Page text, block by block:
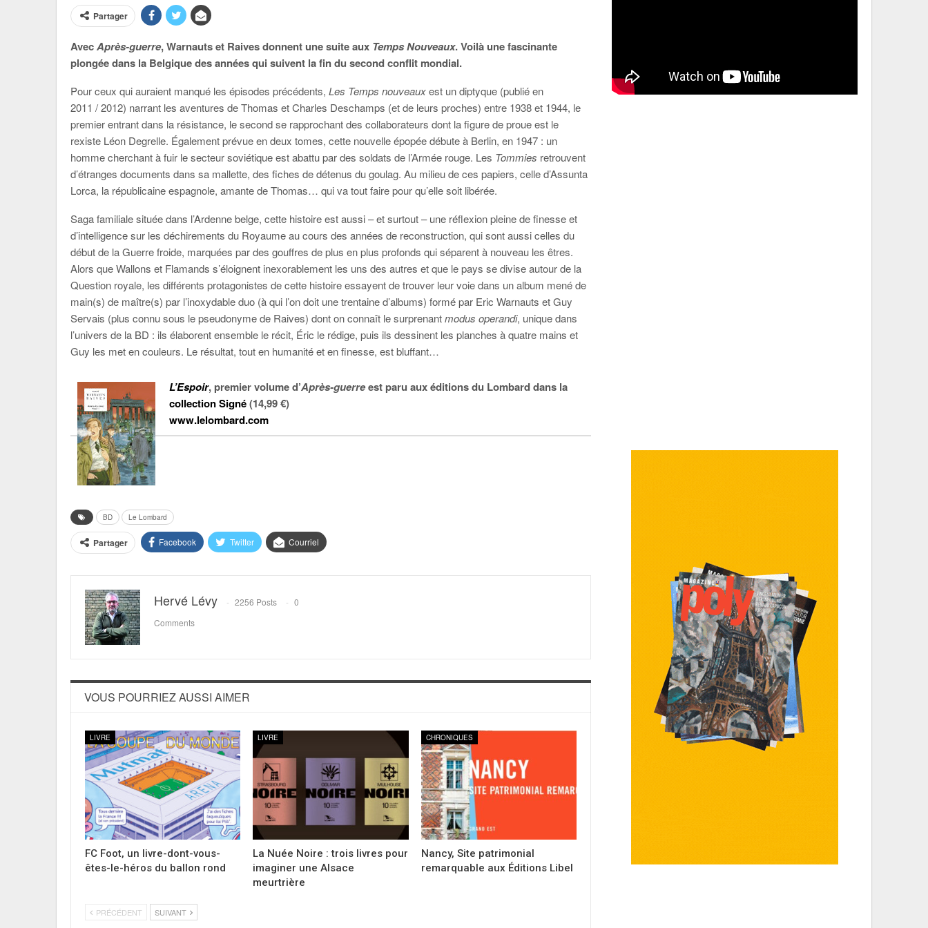
Partager
AvecAprès-guerre, Warnauts et Raives donnent une suite aux Temps Nouveaux. Voilà une fascinante
plongée dans la Belgique des années qui suivent la fin du second conflit mondial.
Pour ceux qui auraient manqué les épisodes précédents, Les Temps nouveauxest un diptyque (publié en
2011 / 2012) narrant les aventures de Thomas et Charles Deschamps (et de leurs proches) entre 1938 et 1944, le
premier entrant dans la résistance, le second se rapprochant des collaborateurs dont la figure de proue est le
rexiste Léon Degrelle. Également prévue en deux tomes, cette nouvelle épopée débute à Berlin, en 1947 : un
homme cherchant à fuir le secteur soviétique est abattu par des soldats de l’Armée rouge. Les Tommies retrouvent
d’étranges documents dans sa mallette, des fiches de détenus du goulag. Au milieu de ces papiers, celle d’Assunta
Lorca, la républicaine espagnole, amante de Thomas… qui va tout faire pour qu’elle soit libérée.
Saga familiale située dans l’Ardenne belge, cette histoire est aussi – et surtout – une réflexion pleine de finesse et
d’intelligence sur les déchirements du Royaume au cours des années de reconstruction, qui sont aussi celles du
début de la Guerre froide, marquées par des gouffres de plus en plus profonds qui séparent à nouveau les êtres.
Alors que Wallons et Flamands s’éloignent inexorablement les uns des autres et que le pays se divise autour de la
Question royale, les différents protagonistes de cette histoire essayent de trouver leur voie dans un album mené de
main(s) de maître(s) par l’inoxydable duo (à qui l’on doit une trentaine d’albums) formé par Eric Warnauts et Guy
Servais (plus connu sous le pseudonyme de Raives) dont on connaît le surprenantmodus operandi, unique dans
l’univers de la BD : ils élaborent ensemble le récit, Éric le rédige, puis ils dessinent les planches à quatre mains et
Guy les met en couleurs. Le résultat, tout en humanité et en finesse, est bluffant…
L’Espoir, premier volume d’Après-guerreest paru aux éditions du Lombard dans la
collection Signé(14,99 €)
www.lelombard.com
BD Le Lombard
Partager Facebook Twitter Courriel
Hervé Lévy 2256 Posts
0
Comments
VOUS POURRIEZ AUSSI AIMER
LIVRE
FC Foot, un livre-dont-vous-
êtes-le-héros du ballon rond
LIVRE
La Nuée Noire : trois livres pour
imaginer une Alsace
meurtrière
CHRONIQUES
Nancy, Site patrimonial
remarquable aux Éditions Libel
PRÉCÉDENT SUIVANT